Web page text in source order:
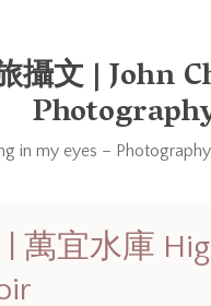
攝文 | John
in my eyes –
| 萬宜水庫